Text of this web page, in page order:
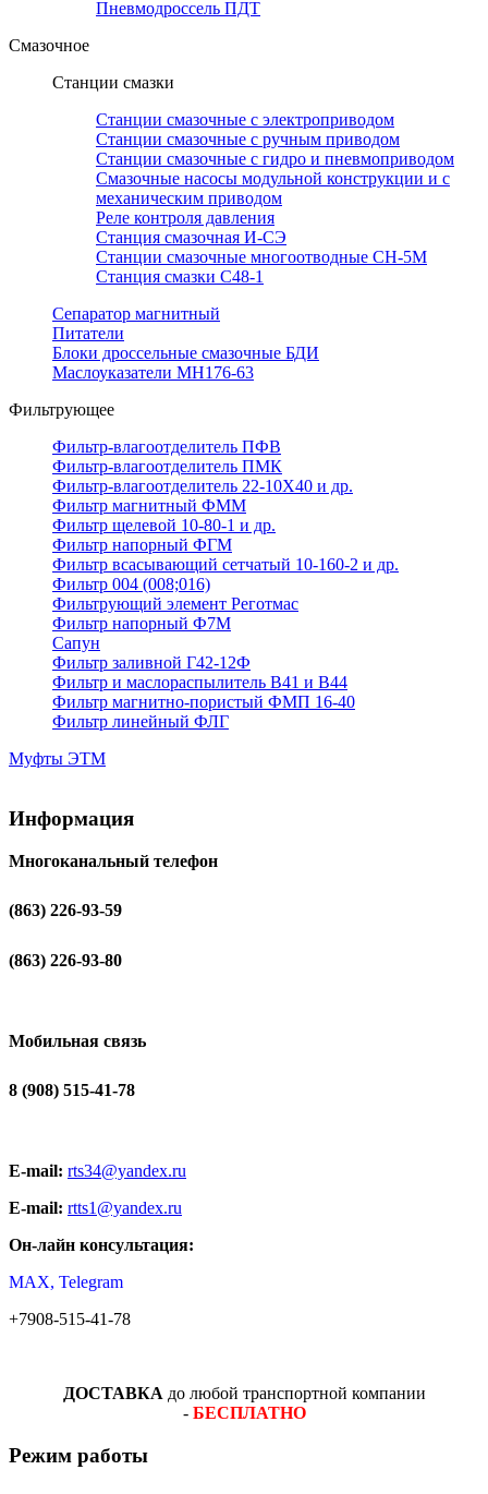
Пневмодроссель ПДТ
Смазочное
Станции смазки
Станции смазочные с электроприводом
Станции смазочные с ручным приводом
Станции смазочные с гидро и пневмоприводом
Смазочные насосы модульной конструкции и с
механическим приводом
Реле контроля давления
Станция смазочная И-СЭ
Станции смазочные многоотводные СН-5М
Станция смазки С48-1
Сепаратор магнитный
Питатели
Блоки дроссельные смазочные БДИ
Маслоуказатели МН176-63
Фильтрующее
Фильтр-влагоотделитель ПФВ
Фильтр-влагоотделитель ПМК
Фильтр-влагоотделитель 22-10Х40 и др.
Фильтр магнитный ФММ
Фильтр щелевой 10-80-1 и др.
Фильтр напорный ФГМ
Фильтр всасывающий сетчатый 10-160-2 и др.
Фильтр 004 (008;016)
Фильтрующий элемент Реготмас
Фильтр напорный Ф7М
Сапун
Фильтр заливной Г42-12Ф
Фильтр и маслораспылитель В41 и В44
Фильтр магнитно-пористый ФМП 16-40
Фильтр линейный ФЛГ
Муфты ЭТМ
Информация
Многоканальный телефон
(863) 226-93-59
(863) 226-93-80
Мобильная связь
8 (908) 515-41-78
E-mail: rts34@yandex.ru
E-mail: rtts1@yandex.ru
Он-лайн консультация:
MAX, Telegram
+7908-515-41-78
ДОСТАВКА до любой транспортной компании
- БЕСПЛАТНО
Режим работы